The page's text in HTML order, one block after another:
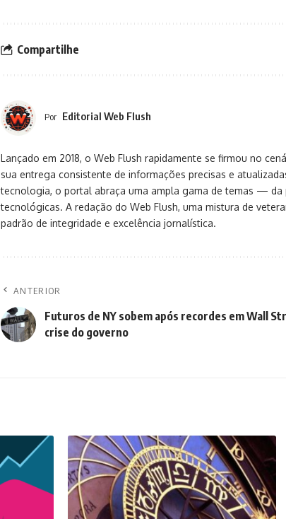
Compartilhe
Por Editorial Web Flush
Lançado em 2018, o Web Flush rapidamente se firmou no
sua entrega consistente de informações precisas e
tecnologia, o portal abraça uma ampla gama de temas —
tecnológicas. A redação do Web Flush, uma mistura de
padrão de integridade e excelência jornalística.
ANTERIOR
Futuros de NY sobem após recordes em Wall
crise do governo